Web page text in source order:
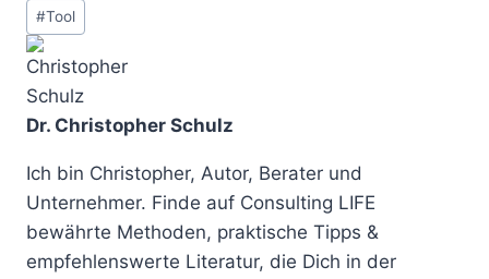
#Tool
Dr. Christopher Schulz
Ich bin Christopher, Autor, Berater und
Unternehmer. Finde auf Consulting LIFE
bewährte Methoden, praktische Tipps &
empfehlenswerte Literatur, die Dich in der